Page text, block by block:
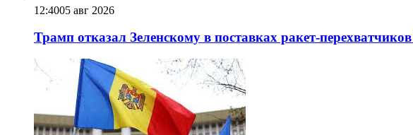
12:4005 авг 2026
Трамп отказал Зеленскому в поставках ракет-